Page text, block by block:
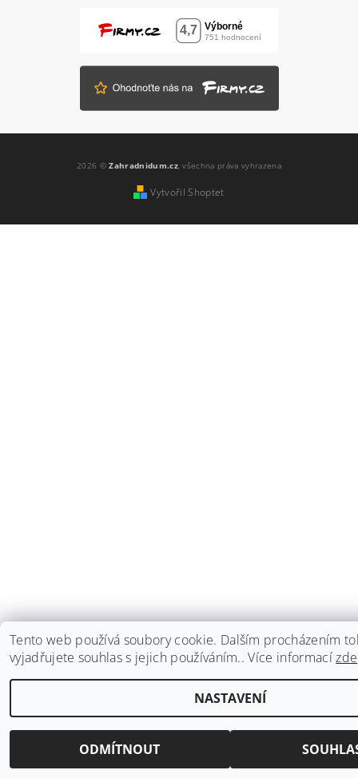
2026 ©Zahradnidum.cz, všechna práva vyhrazena
Vytvořil Shoptet
Tento web používá soubory cookie. Dalším procházením
vyjadřujete souhlas s jejich používáním.. Více informacízde
NASTAVENÍ
ODMÍTNOUT